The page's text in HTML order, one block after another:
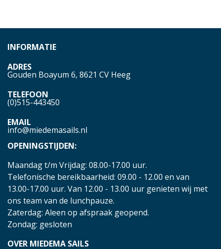
INFORMATIE
ADRES
Gouden Boayum 6, 8621 CV Heeg
TELEFOON
(0)515-443450
EMAIL
info@miedemasails.nl
OPENINGSTIJDEN:
Maandag t/m Vrijdag: 08.00-17.00 uur.
Telefonische bereikbaarheid: 09.00 - 12.00 en van
13.00-17.00 uur. Van 12.00 - 13.00 uur genieten wij met
ons team van de lunchpauze.
Zaterdag: Aleen op afspraak geopend.
Zondag: gesloten
OVER MIEDEMA SAILS